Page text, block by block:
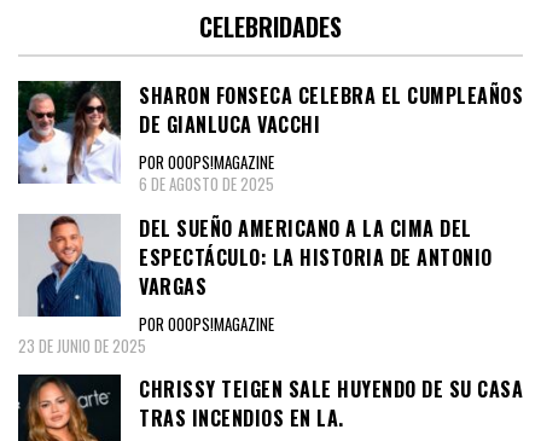
CELEBRIDADES
SHARON FONSECA CELEBRA EL CUMPLEAÑOS
DE GIANLUCA VACCHI
POR OOOPS!MAGAZINE
6 DE AGOSTO DE 2025
DEL SUEÑO AMERICANO A LA CIMA DEL
ESPECTÁCULO: LA HISTORIA DE ANTONIO
VARGAS
POR OOOPS!MAGAZINE
23 DE JUNIO DE 2025
CHRISSY TEIGEN SALE HUYENDO DE SU CASA
TRAS INCENDIOS EN LA.